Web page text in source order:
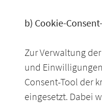
b) Cookie-
Zur Verwaltung
und
Consent-Tool der
eingesetzt. Dabei